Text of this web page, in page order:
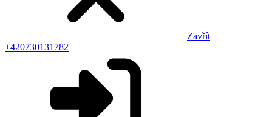
Zavřít
+420730131782